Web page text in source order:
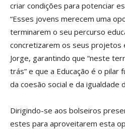
criar condições para potenciar
“Esses jovens merecem uma
terminarem o seu percurso
concretizarem os seus projetos
Jorge, garantindo que “neste
trás” e que a Educação é o pilar
da coesão social e da igualdade
Dirigindo-se aos bolseiros
estes para aproveitarem esta